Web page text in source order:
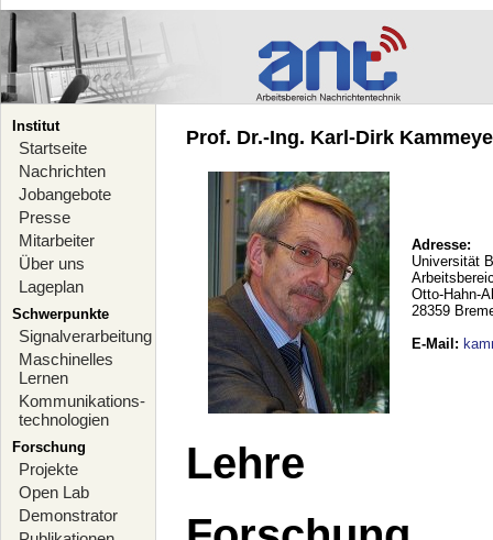
Institut
Startseite
Nachrichten
Jobangebote
Presse
Mitarbeiter
Über uns
Lageplan
Schwerpunkte
Signalverarbeitung
Maschinelles
Lernen
Kommunikations-
technologien
Forschung
Projekte
Open Lab
Demonstrator
Prof. Dr.-Ing. Karl-Dirk
Adresse:
Universität
Otto-Hahn-
28359
E-Mail :
Lehre